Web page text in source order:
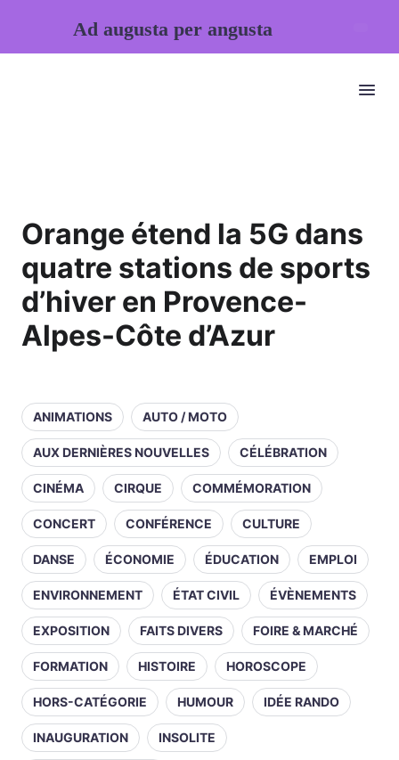
Orange étend la 5G dans
quatre stations de sports
d’hiver en Provence-
Alpes-Côte d’Azur
ANIMATIONS AUTO / MOTO
AUX DERNIÈRES NOUVELLES CÉLÉBRATION
CINÉMA CIRQUE COMMÉMORATION
CONCERT CONFÉRENCE CULTURE
DANSE ÉCONOMIE ÉDUCATION EMPLOI
ENVIRONNEMENT ÉTAT CIVIL ÉVÈNEMENTS
EXPOSITION FAITS DIVERS FOIRE & MARCHÉ
FORMATION HISTOIRE HOROSCOPE
HORS-CATÉGORIE HUMOUR IDÉE RANDO
INAUGURATION INSOLITE
Ad augusta per angusta